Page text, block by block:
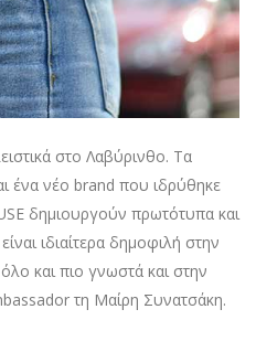
στο Λαβύρινθο. Τα
ένα νέο brand που ιδρύθηκε
δημιουργούν πρωτότυπα και
ιδιαίτερα δημοφιλή στην
και πιο γνωστά και στην
τη Μαίρη Συνατσάκη.